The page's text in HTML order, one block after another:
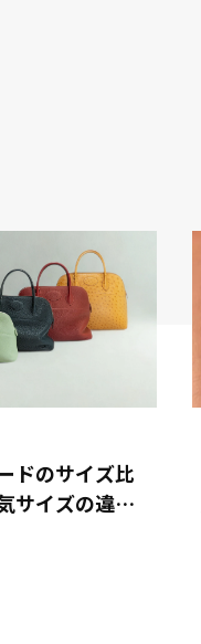
ドのサイズ比
サイズの違い